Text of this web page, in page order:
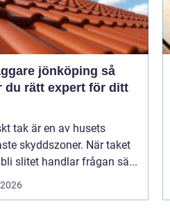
jönköping så
du rätt expert för ditt
tak är en av husets
skyddszoner. När taket
slitet handlar frågan sä...